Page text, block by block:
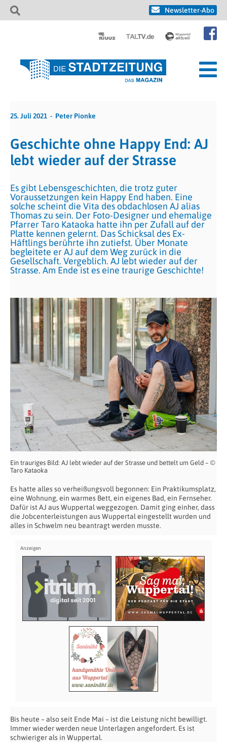
Newsletter-Abo
25. Juli 2021 Peter Pionke
Geschichte ohne Happy End: AJ
lebt wieder auf der Strasse
Es gibt Lebensgeschichten, die trotz guter
Voraussetzungen kein Happy End haben. Eine
solche scheint die Vita des obdachlosen AJ alias
Thomas zu sein. Der Foto-Designer und ehemalige
Pfarrer Taro Kataoka hatte ihn per Zufall auf der
Platte kennen gelernt. Das Schicksal des Ex-
Häftlings berührte ihn zutiefst. Über Monate
begleitete er AJ auf dem Weg zurück in die
Gesellschaft. Vergeblich. AJ lebt wieder auf der
Strasse. Am Ende ist es eine traurige Geschichte!
Ein trauriges Bild: AJ lebt wieder auf der Strasse und bettelt um Geld – ©
Taro Kataoka
Es hatte alles so verheißungsvoll begonnen: Ein Praktikumsplatz,
eine Wohnung, ein warmes Bett, ein eigenes Bad, ein Fernseher.
Dafür ist AJ aus Wuppertal weggezogen. Damit ging einher, dass
die Jobcenterleistungen aus Wuppertal eingestellt wurden und
alles in Schwelm neu beantragt werden musste.
Bis heute – also seit Ende Mai – ist die Leistung nicht bewilligt.
Immer wieder werden neue Unterlagen angefordert. Es ist
schwieriger als in Wuppertal.